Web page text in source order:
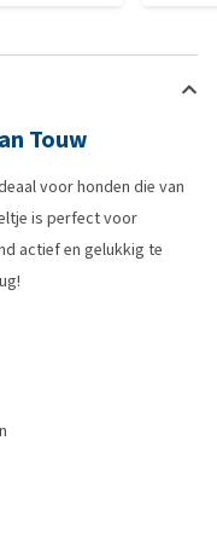
Touw
voor honden die van
is perfect voor
actief en gelukkig te